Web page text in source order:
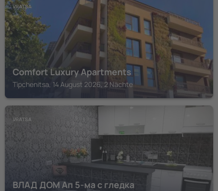
VRATSA
Comfort Luxury Apartments
Tipchenitsa, 14 August 2026, 2 Nächte
VRATSA
ВЛАД ДОМ Ап 5-ма с гледка